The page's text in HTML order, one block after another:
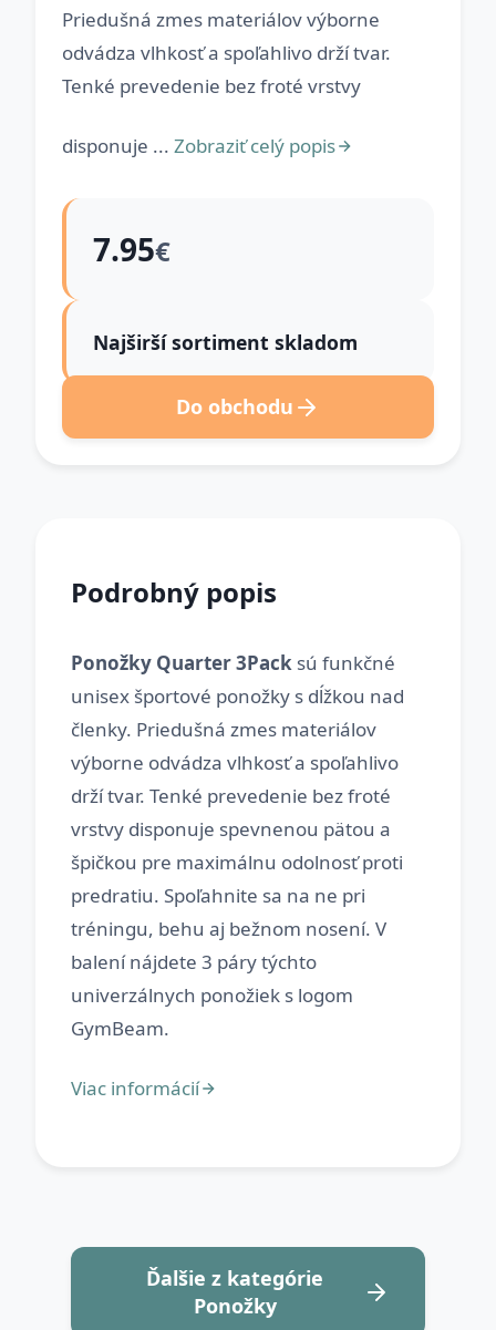
Priedušná zmes materiálov výborne
odvádza vlhkosť a spoľahlivo drží tvar.
Tenké prevedenie bez froté vrstvy
disponuje ... Zobraziť celý popis
7.95€
Najširší sortiment skladom
Do obchodu
Podrobný popis
Ponožky Quarter 3Pack sú funkčné
unisex športové ponožky s dĺžkou nad
členky. Priedušná zmes materiálov
výborne odvádza vlhkosť a spoľahlivo
drží tvar. Tenké prevedenie bez froté
vrstvy disponuje spevnenou pätou a
špičkou pre maximálnu odolnosť proti
predratiu. Spoľahnite sa na ne pri
tréningu, behu aj bežnom nosení. V
balení nájdete 3 páry týchto
univerzálnych ponožiek s logom
Ďalšie z kategórie
Ponožky